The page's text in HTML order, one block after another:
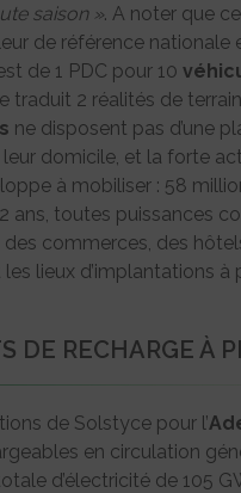
saison ». A noter que
de référence nationale
de 1 PDC pour 10
traduit 2 réalités de
ne disposent pas d’une
domicile, et la forte
à mobiliser : 58
ans, toutes puissances
des commerces, des
lieux d’implantations à
DE RECHARGE À
de Solstyce pour l’
en circulation
d’électricité de 105